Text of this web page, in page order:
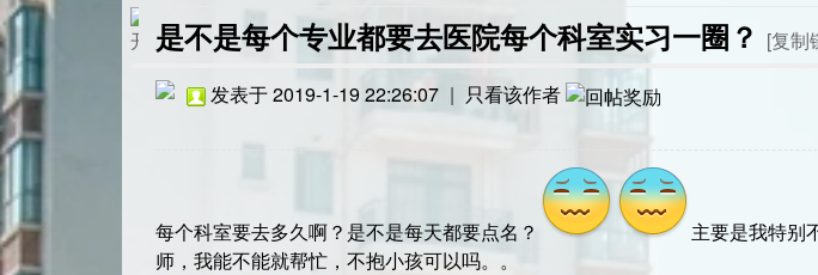
是不是每个专业都要去医院每个科室实习一圈？ [复制
发表于 2019-1-19 22:26:07 | 只看该作者
每个科室要去多久啊？是不是每天都要点名？
主要是我特别
师，我能不能就帮忙，不抱小孩可以吗。。